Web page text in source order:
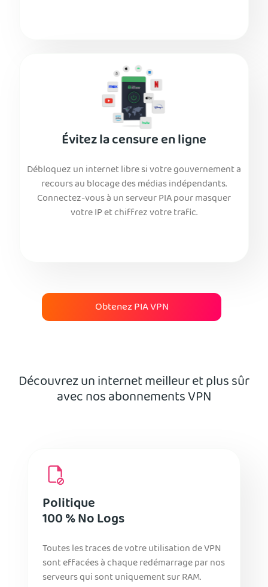
Évitez la censure en ligne
Débloquez un internet libre si votre gouvernement a
recours au blocage des médias indépendants.
Connectez-vous à un serveur PIA pour masquer
votre IP et chiffrez votre trafic.
Obtenez PIA VPN
Découvrez un internet meilleur et plus sûr
avec nos abonnements VPN
Politique
100 % No Logs
Toutes les traces de votre utilisation de VPN
sont effacées à chaque redémarrage par nos
serveurs qui sont uniquement sur RAM.